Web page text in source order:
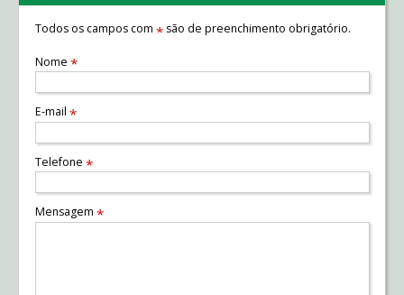
Todos os campos com *são de preenchimento obrigatório.
Nome *
E-mail *
Telefone *
Mensagem *